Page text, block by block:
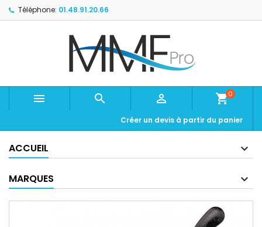
Téléphone: 01.48.91.20.66
   shopping_cart0
Créer un devis à partir du panier
ACCUEIL
MARQUES